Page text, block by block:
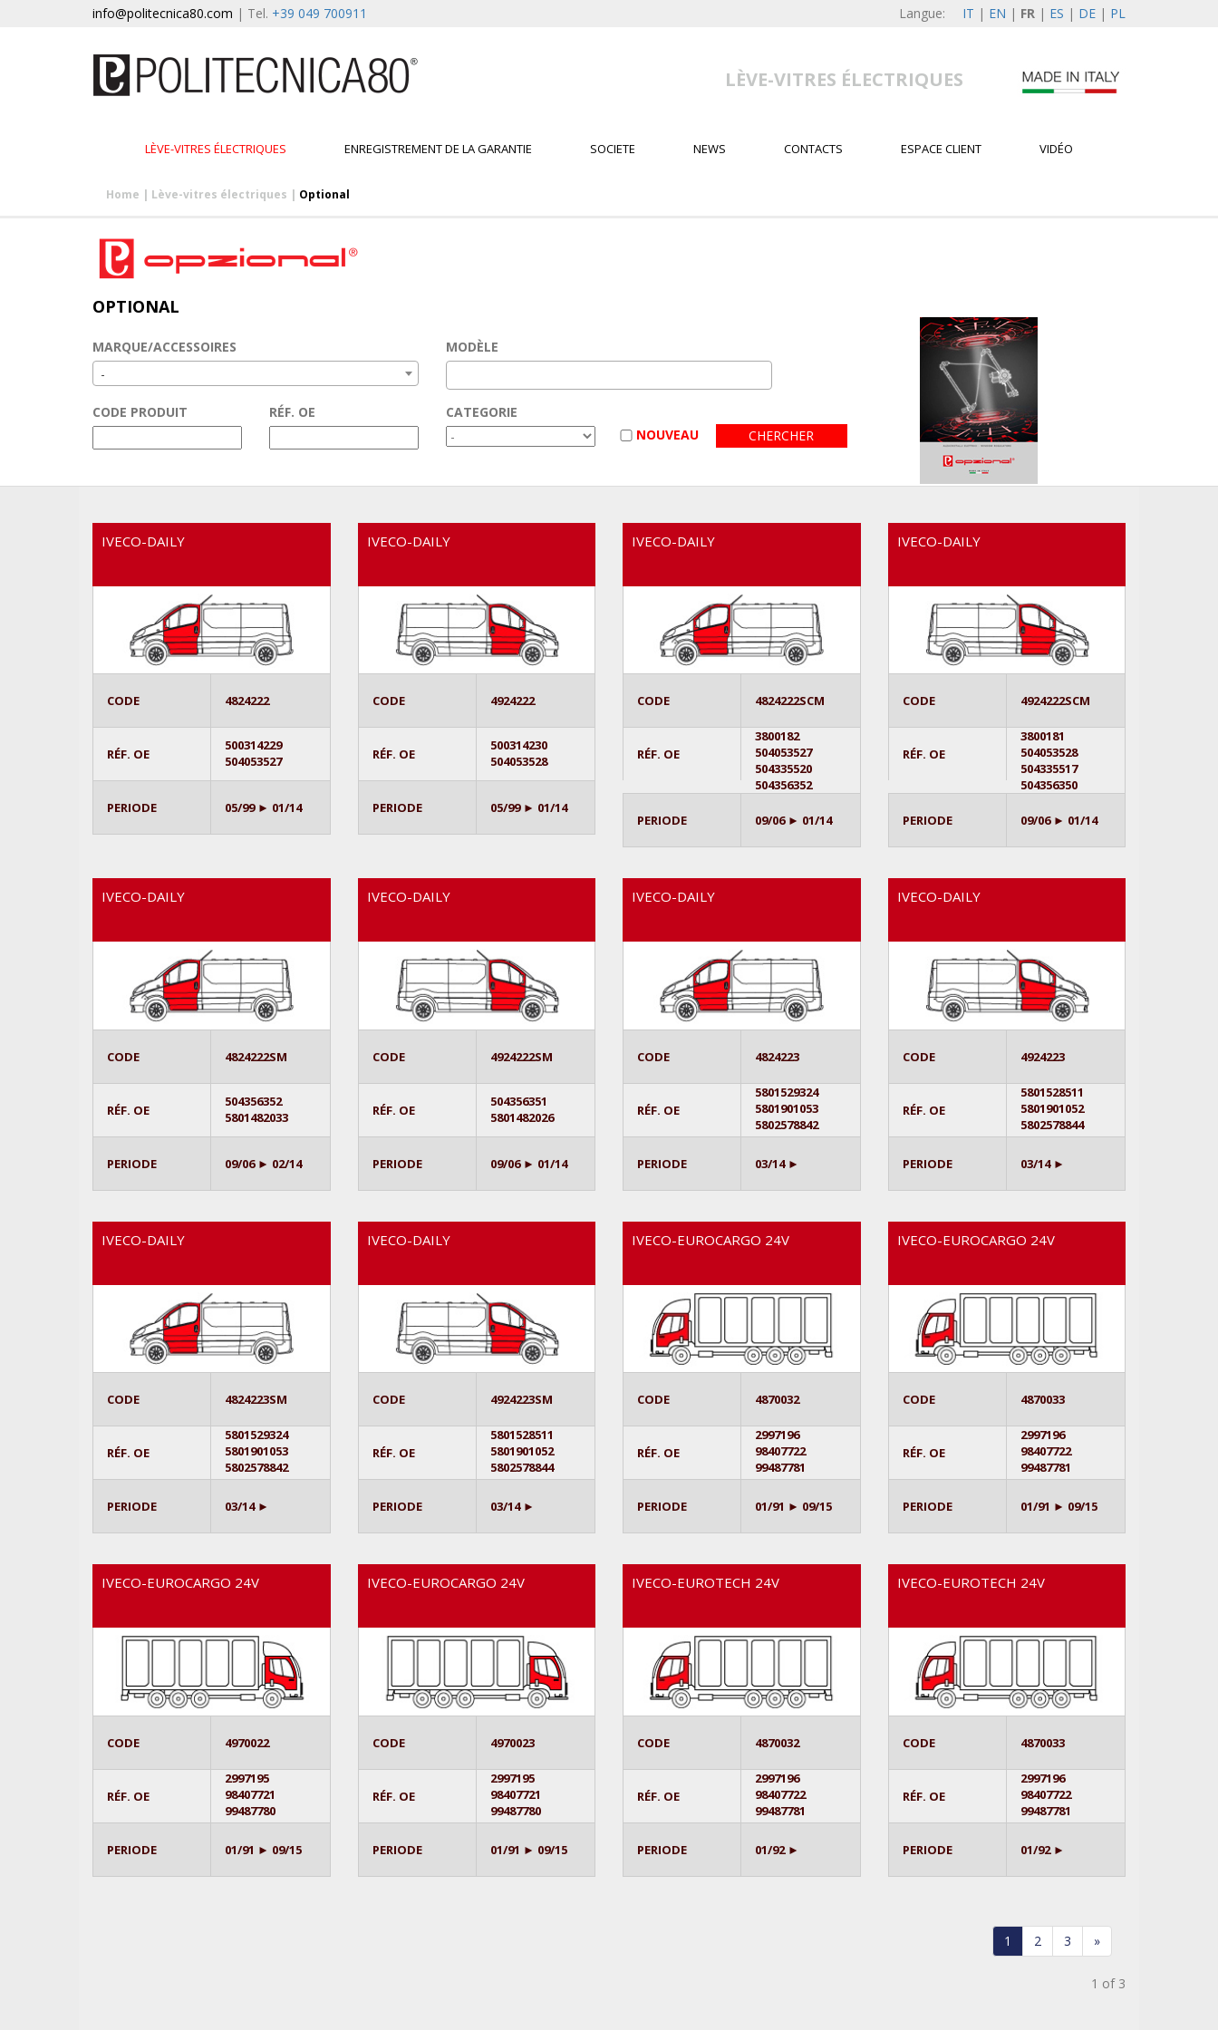
info@politecnica80.com | Tel. +39 049 700911 Langue: IT | EN | FR | ES | DE | PL
LÈVE-VITRES ÉLECTRIQUES
LÈVE-VITRES ÉLECTRIQUES ENREGISTREMENT DE LA GARANTIE SOCIETE NEWS CONTACTS ESPACE CLIENT VIDÉO
Home | Lève-vitres électriques | Optional
OPTIONAL
MARQUE/ACCESSOIRES
-
MODÈLE
CODE PRODUIT RÉF. OE
CATEGORIE
NOUVEAU
IVECO-DAILY
CODE 4824222
RÉF. OE
500314229
504053527
PERIODE 05/99 ► 01/14
IVECO-DAILY
CODE 4924222
RÉF. OE
500314230
504053528
PERIODE 05/99 ► 01/14
IVECO-DAILY
CODE 4824222SCM
RÉF. OE
3800182
504053527
504335520
504356352
PERIODE 09/06 ► 01/14
IVECO-DAILY
CODE 4924222SCM
RÉF. OE
3800181
504053528
504335517
504356350
PERIODE 09/06 ► 01/14
IVECO-DAILY
CODE 4824222SM
RÉF. OE
504356352
5801482033
PERIODE 09/06 ► 02/14
IVECO-DAILY
CODE 4924222SM
RÉF. OE
504356351
5801482026
PERIODE 09/06 ► 01/14
IVECO-DAILY
CODE 4824223
RÉF. OE
5801529324
5801901053
5802578842
PERIODE 03/14 ►
IVECO-DAILY
CODE 4924223
RÉF. OE
5801528511
5801901052
5802578844
PERIODE 03/14 ►
IVECO-DAILY
CODE 4824223SM
RÉF. OE
5801529324
5801901053
5802578842
PERIODE 03/14 ►
IVECO-DAILY
CODE 4924223SM
RÉF. OE
5801528511
5801901052
5802578844
PERIODE 03/14 ►
IVECO-EUROCARGO 24V
CODE 4870032
RÉF. OE
2997196
98407722
99487781
PERIODE 01/91 ► 09/15
IVECO-EUROCARGO 24V
CODE 4870033
RÉF. OE
2997196
98407722
99487781
PERIODE 01/91 ► 09/15
IVECO-EUROCARGO 24V
CODE 4970022
RÉF. OE
2997195
98407721
99487780
PERIODE 01/91 ► 09/15
IVECO-EUROCARGO 24V
CODE 4970023
RÉF. OE
2997195
98407721
99487780
PERIODE 01/91 ► 09/15
IVECO-EUROTECH 24V
CODE 4870032
RÉF. OE
2997196
98407722
99487781
PERIODE 01/92 ►
IVECO-EUROTECH 24V
CODE 4870033
RÉF. OE
2997196
98407722
99487781
PERIODE 01/92 ►
1 2 3 »
1 of 3